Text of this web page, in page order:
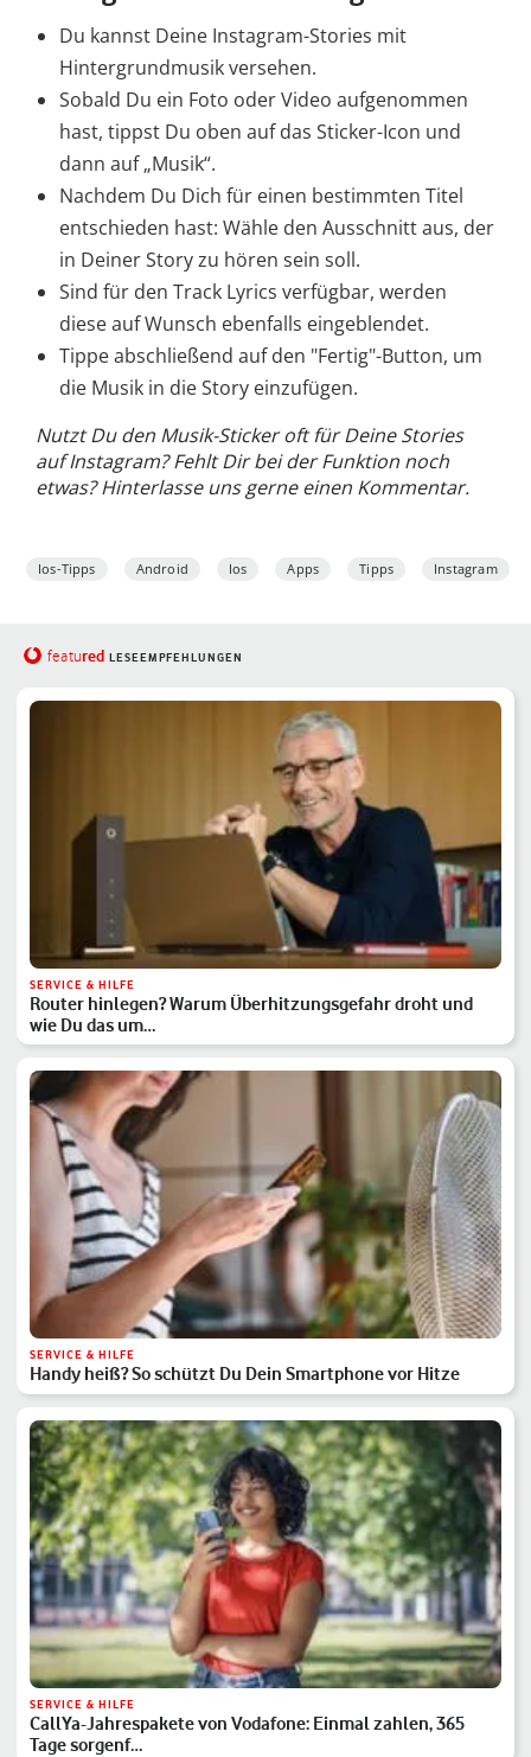
Du kannst Deine Instagram-Stories mit
Hintergrundmusik versehen.
Sobald Du ein Foto oder Video aufgenommen
hast, tippst Du oben auf das Sticker-Icon und
dann auf „Musik“.
Nachdem Du Dich für einen bestimmten Titel
entschieden hast: Wähle den Ausschnitt aus, der
in Deiner Story zu hören sein soll.
Sind für den Track Lyrics verfügbar, werden
diese auf Wunsch ebenfalls eingeblendet.
Tippe abschließend auf den "Fertig"-Button, um
die Musik in die Story einzufügen.
Nutzt Du den Musik-Sticker oft für Deine Stories
auf Instagram? Fehlt Dir bei der Funktion noch
etwas? Hinterlasse uns gerne einen Kommentar.
Ios-Tipps Android Ios Apps Tipps Instagram
featured LESEEMPFEHLUNGEN
SERVICE & HILFE
Router hinlegen? Warum Überhitzungsgefahr droht und
wie Du das um…
SERVICE & HILFE
Handy heiß? So schützt Du Dein Smartphone vor Hitze
SERVICE & HILFE
CallYa-Jahrespakete von Vodafone: Einmal zahlen, 365
Tage sorgenf…